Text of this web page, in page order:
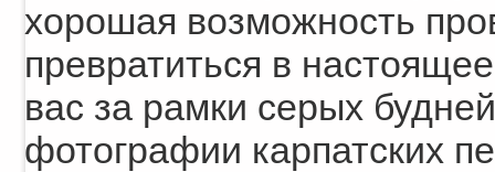
хорошая возможность
превратиться в
вас за рамки серых
фотографии карпатских